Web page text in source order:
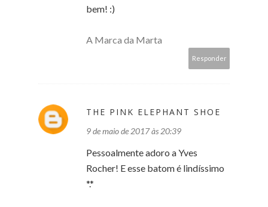
bem! :)
A Marca da Marta
Responder
THE PINK ELEPHANT SHOE
9 de maio de 2017 às 20:39
Pessoalmente adoro a Yves
Rocher! E esse batom é lindíssimo
*.*